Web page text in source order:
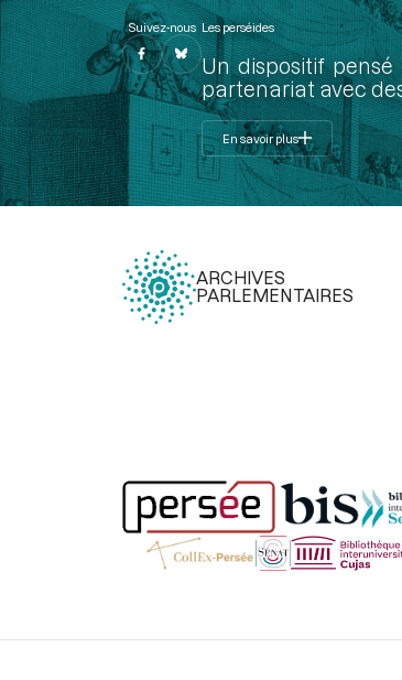
Suivez-nous Les perséides
Un dispositif
partenariat avec
En savoir plus
ARCHIVES
PARLEMENTAIRES
Légal